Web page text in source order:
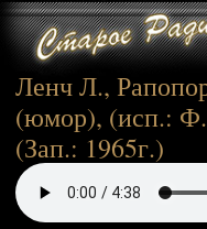
Ленч Л.,
(юмор), (исп.:
(Зап.: 1965г.)